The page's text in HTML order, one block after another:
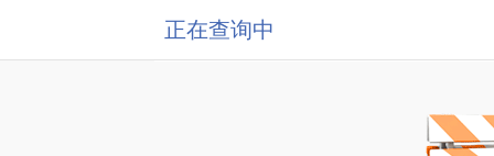
正在查询中